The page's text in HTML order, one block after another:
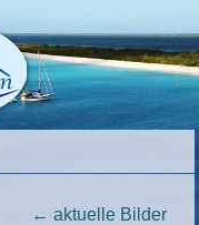
← aktuelle Bilder